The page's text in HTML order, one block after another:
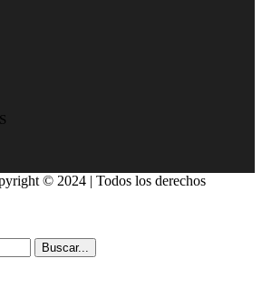
© 2024 | Todos los derechos
Buscar...